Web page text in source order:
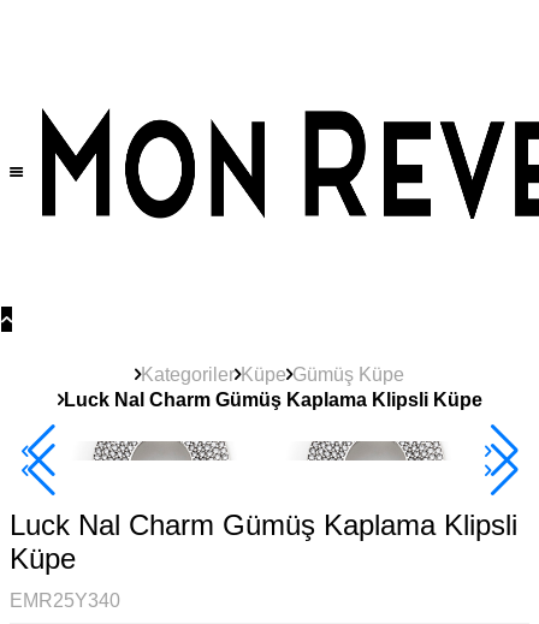
Kategoriler Küpe Gümüş Küpe
Luck Nal Charm Gümüş Kaplama Klipsli Küpe
2+ Ürüne +%10
Luck Nal Charm Gümüş Kaplama Klipsli
Küpe
EMR25Y340